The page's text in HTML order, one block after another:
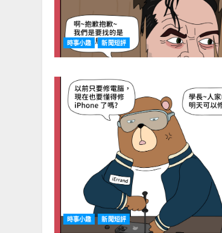
時事小趣 新聞短評
時事小趣 新聞短評